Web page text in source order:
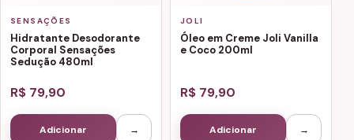
SENSAÇÕES
Hidratante Desodorante
Corporal Sensações
Sedução 480ml
R$ 79,90
Adicionar →
JOLI
Óleo em Creme Joli Vanilla
e Coco 200ml
R$ 79,90
Adicionar →